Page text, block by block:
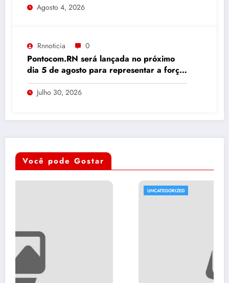
Agosto 4, 2026
Rnnoticia 0
Pontocom.RN será lançada no próximo
dia 5 de agosto para representar a força
da comunicação digital potiguar
Julho 30, 2026
Você pode Gostar